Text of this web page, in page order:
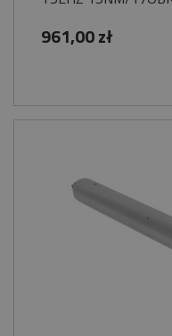
961,00 zł